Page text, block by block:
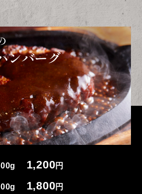
ンバーグ
1,200円
1,800円